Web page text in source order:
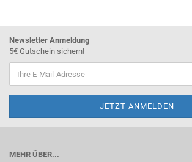
Newsletter Anmeldung
5€ Gutschein sichern!
MEHR ÜBER...